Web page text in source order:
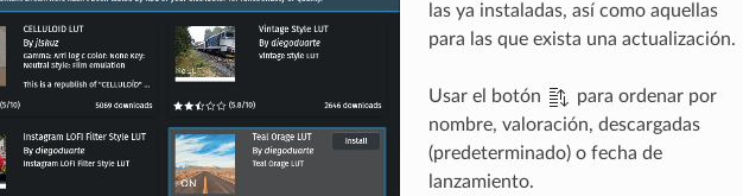
las ya instaladas, así como aquellas
para las que exista una actualización.
Usar el botón
para ordenar por
nombre, valoración, descargadas
(predeterminado) o fecha de
lanzamiento.